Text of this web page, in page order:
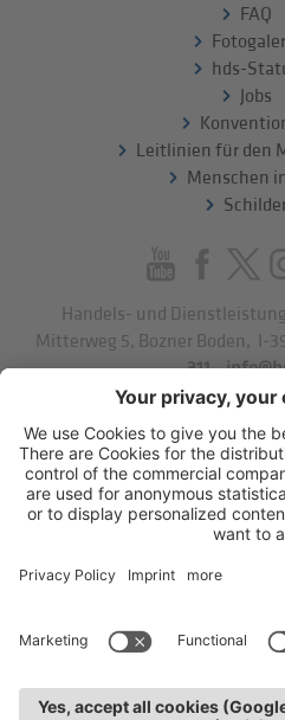
FAQ
hds-
Jobs
Leitlinien für den
Menschen
Handels- und
Mitterweg 5, Bozner Boden
I-
311.
Cookie-